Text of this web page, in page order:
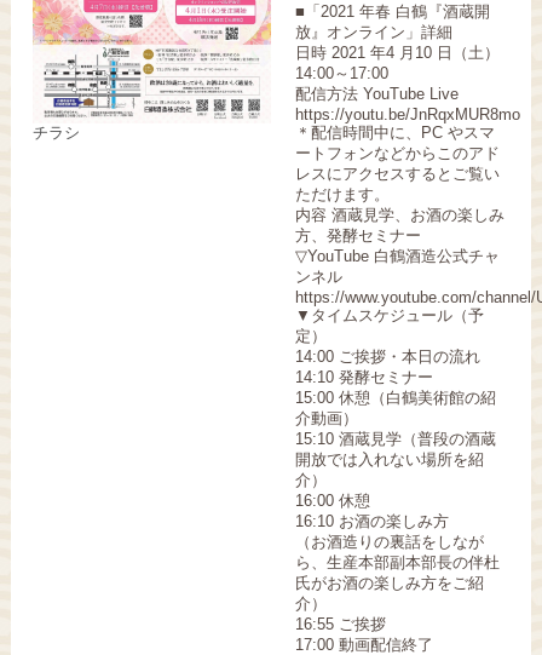
チラシ
■「2021 年春 白鶴『酒蔵開
放』オンライン」詳細
日時 2021 年4 月10 日（土）
14:00～17:00
配信方法 YouTube Live
https://youtu.be/JnRqxMUR8mo
＊配信時間中に、PC やスマ
ートフォンなどからこのアド
レスにアクセスするとご覧い
ただけます。
内容 酒蔵見学、お酒の楽しみ
方、発酵セミナー
▽YouTube 白鶴酒造公式チャ
ンネル
https://www.youtube.com/
▼タイムスケジュール（予
定）
14:00 ご挨拶・本日の流れ
14:10 発酵セミナー
15:00 休憩（白鶴美術館の紹
介動画）
15:10 酒蔵見学（普段の酒蔵
開放では入れない場所を紹
介）
16:00 休憩
16:10 お酒の楽しみ方
（お酒造りの裏話をしなが
ら、生産本部副本部長の伴杜
氏がお酒の楽しみ方をご紹
介）
16:55 ご挨拶
17:00 動画配信終了